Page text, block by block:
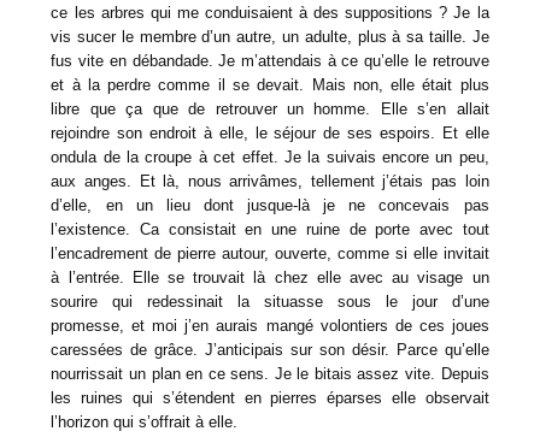
ce les arbres qui me conduisaient à des suppositions ? Je la
vis sucer le membre d’un autre, un adulte, plus à sa taille. Je
fus vite en débandade. Je m’attendais à ce qu’elle le retrouve
et à la perdre comme il se devait. Mais non, elle était plus
libre que ça que de retrouver un homme. Elle s’en allait
rejoindre son endroit à elle, le séjour de ses espoirs. Et elle
ondula de la croupe à cet effet. Je la suivais encore un peu,
aux anges. Et là, nous arrivâmes, tellement j’étais pas loin
d’elle, en un lieu dont jusque-là je ne concevais pas
l’existence. Ca consistait en une ruine de porte avec tout
l’encadrement de pierre autour, ouverte, comme si elle invitait
à l’entrée. Elle se trouvait là chez elle avec au visage un
sourire qui redessinait la situasse sous le jour d’une
promesse, et moi j’en aurais mangé volontiers de ces joues
caressées de grâce. J’anticipais sur son désir. Parce qu’elle
nourrissait un plan en ce sens. Je le bitais assez vite. Depuis
les ruines qui s’étendent en pierres éparses elle observait
l’horizon qui s’offrait à elle.